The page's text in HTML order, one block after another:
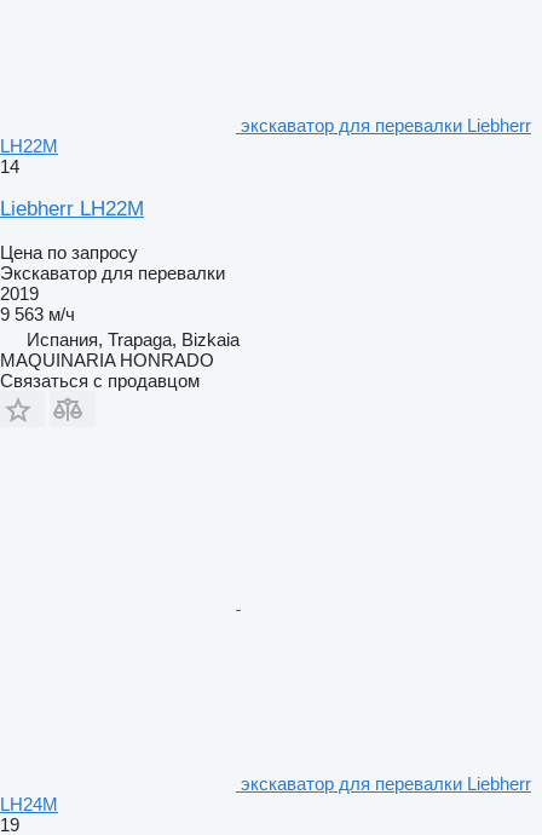
экскаватор для перевалки Liebherr
LH22M
14
Liebherr LH22M
Цена по запросу
Экскаватор для перевалки
2019
9 563 м/ч
Испания, Trapaga, Bizkaia
MAQUINARIA HONRADO
Связаться с продавцом
экскаватор для перевалки Liebherr
LH24M
19